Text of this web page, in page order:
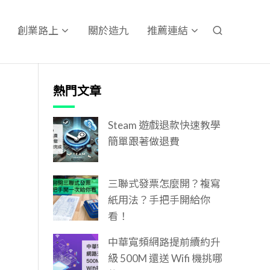
創業路上 關於造九 推薦連結
熱門文章
Steam 遊戲退款快速教學
簡單跟著做退費
三聯式發票怎麼開？複寫
紙用法？手把手開給你
看！
中華寬頻網路提前續約升
級 500M 還送 Wifi 機挑哪